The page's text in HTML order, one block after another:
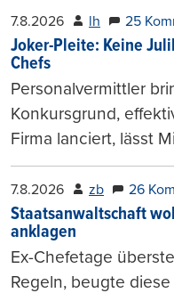
7.8.2026 lh 25
Joker-Pleite: Keine
Chefs
Personalvermittler
Konkursgrund,
Firma lanciert, lässt
7.8.2026 zb 26
Staatsanwaltschaft
anklagen
Ex-Chefetage
Regeln, beugte